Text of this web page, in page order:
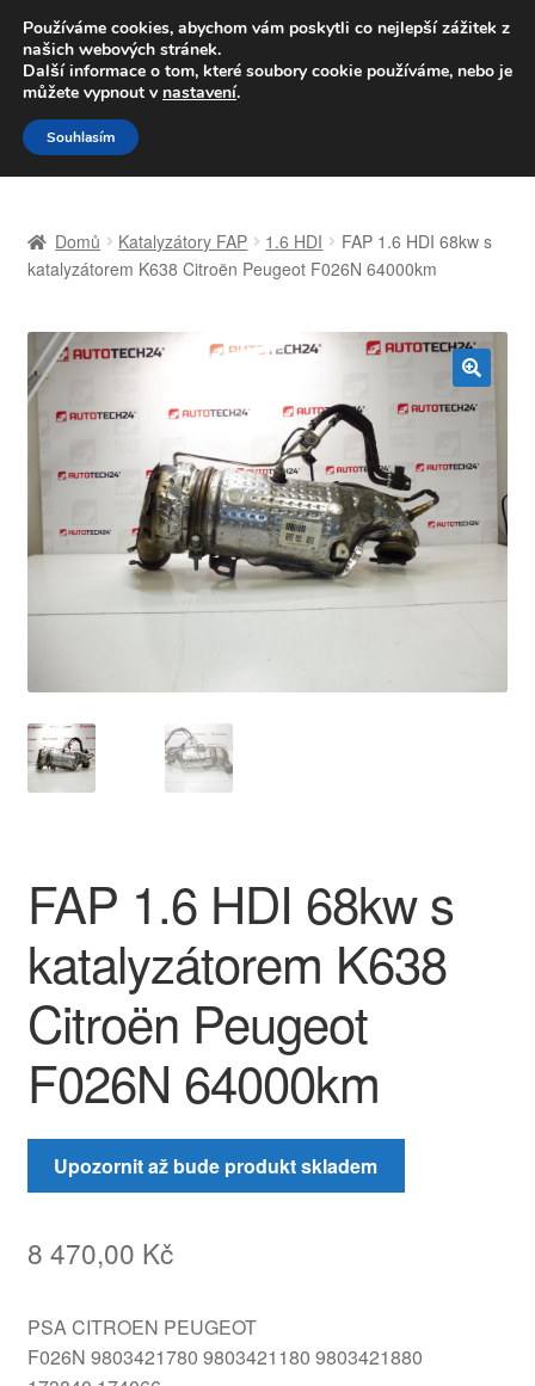
DOPRAVA od 139,-Kč
Volejte po-pá 9-16 704 494 494
Přeskočit
na
navigaci
Přejít
k
obsahu
Celosvětová doprava
Kontakt
Můj účet
Platby
Reklamace
Reklamační řád
Vrakoviště Citroën
Domů Katalyzátory FAP 1.6 HDI
FAP 1.6 HDI 68kw s
katalyzátorem K638 Citroën Peugeot F026N 64000km
🔍
FAP 1.6 HDI 68kw s
katalyzátorem K638
Citroën Peugeot
F026N 64000km
Upozornit až bude produkt skladem
8 470,00 Kč
PSA CITROEN PEUGEOT
F026N 9803421780 9803421180 9803421880
Používáme cookies, abychom vám poskytli co nejlepší zážitek z
našich webových stránek.
Další informace o tom, které soubory cookie používáme, nebo je
můžete vypnout v nastavení.
Souhlasím